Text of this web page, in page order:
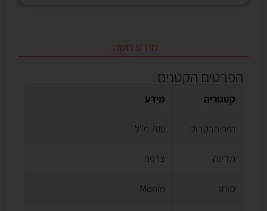
מידע חשוב
הפרטים הקטנים
קטגוריה מידע
נפח הבקבוק 700 מ"ל
מדינה צרפת
מותג Monin